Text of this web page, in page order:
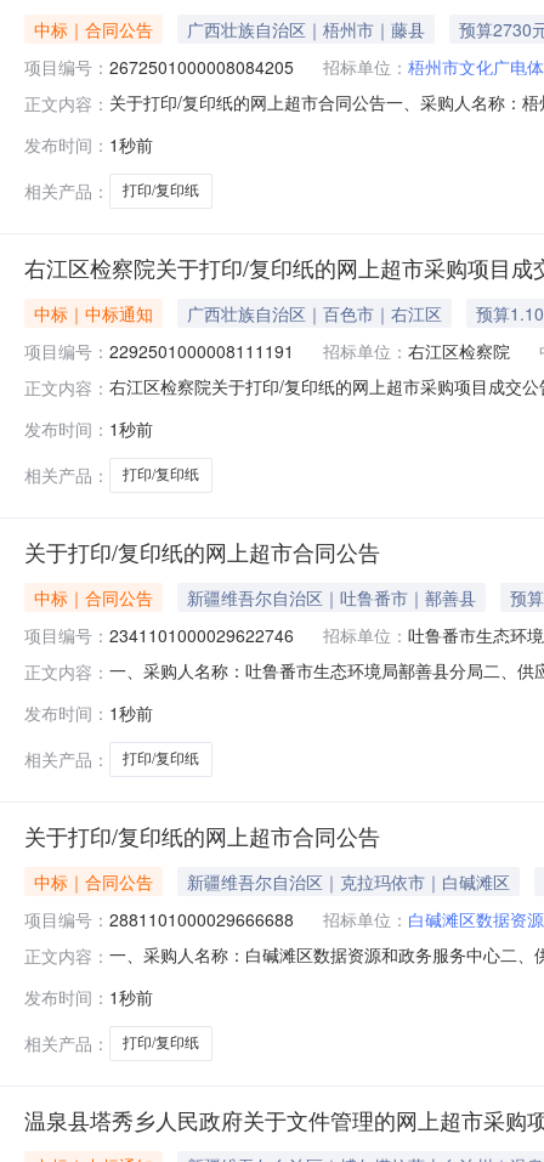
中标｜合同公告 广西壮族自治区｜梧州市｜藤县
预算2730
项目编号： 2672501000008084205 招标单位： 梧州市文化广电
正文内容： 关于打印/复印纸的网上超市合同公告一、采购人名称：
A480G打印/复印纸鸣度A480G箱13.002102730服务要
发布时间： 1秒前
相关产品：
打印/复印纸
右江区检察院关于打印/复印纸的网上超市采购项目成
中标｜中标通知 广西壮族自治区｜百色市｜右江区
预算
项目编号： 2292501000008111191 招标单位： 右江区检察院
正文内容： 右江区检察院关于打印/复印纸的网上超市采购项目成交
话:18177605388采购计划信息：序号采购计划文号信息
发布时间： 1秒前
相关产品：
打印/复印纸
关于打印/复印纸的网上超市合同公告
中标｜合同公告 新疆维吾尔自治区｜吐鲁番市｜鄯善县
预
项目编号： 2341101000029622746 招标单位： 吐鲁番市生态环
正文内容： 一、采购人名称：吐鲁番市生态环境局鄯善县分局二、
鸣/CHENMING星际战舰70gA4箱50.0020010000服务
发布时间： 1秒前
相关产品：
打印/复印纸
关于打印/复印纸的网上超市合同公告
中标｜合同公告
新疆维吾尔自治区｜克拉玛依市｜白碱滩区
项目编号： 2881101000029666688 招标单位： 白碱滩区数据资
正文内容： 一、采购人名称：白碱滩区数据资源和政务服务中心二
纸/打印纸得力/deli多瑙河A475g箱10.002002000服务要
发布时间： 1秒前
相关产品：
打印/复印纸
温泉县塔秀乡人民政府关于文件管理的网上超市采购